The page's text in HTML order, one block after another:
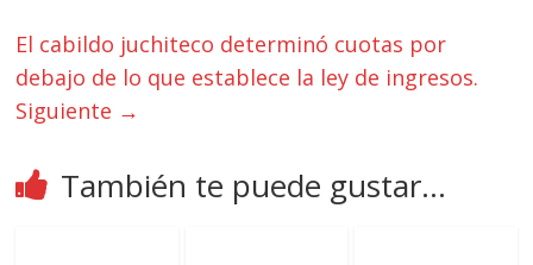
El cabildo juchiteco determinó cuotas por
debajo de lo que establece la ley de ingresos.
Siguiente →
También te puede gustar...